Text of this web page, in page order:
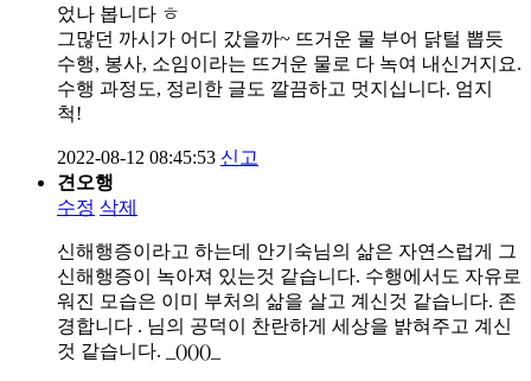
었나 봅니다 ㅎ
그많던 까시가 어디 갔을까~ 뜨거운 물 부어 닭털 뽑듯
수행, 봉사, 소임이라는 뜨거운 물로 다 녹여 내신거지요.
수행 과정도, 정리한 글도 깔끔하고 멋지십니다. 엄지
척!
2022-08-12 08:45:53 신고
견오행
수정 삭제
신해행증이라고 하는데 안기숙님의 삶은 자연스럽게 그
신해행증이 녹아져 있는것 같습니다. 수행에서도 자유로
워진 모습은 이미 부처의 삶을 살고 계신것 같습니다. 존
경합니다 . 님의 공덕이 찬란하게 세상을 밝혀주고 계신
것 같습니다. _()()()_